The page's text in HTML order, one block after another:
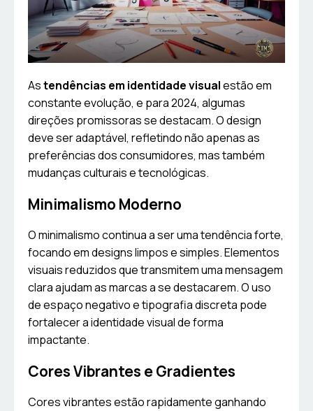
Astendências em identidade visualestão em
constante evolução, e para 2024, algumas
direções promissoras se destacam. O design
deve ser adaptável, refletindo não apenas as
preferências dos consumidores, mas também
mudanças culturais e tecnológicas.
Minimalismo Moderno
O minimalismo continua a ser uma tendência forte,
focando em designs limpos e simples. Elementos
visuais reduzidos que transmitem uma mensagem
clara ajudam as marcas a se destacarem. O uso
de espaço negativo e tipografia discreta pode
fortalecer a identidade visual de forma
impactante.
Cores Vibrantes e Gradientes
Cores vibrantes estão rapidamente ganhando